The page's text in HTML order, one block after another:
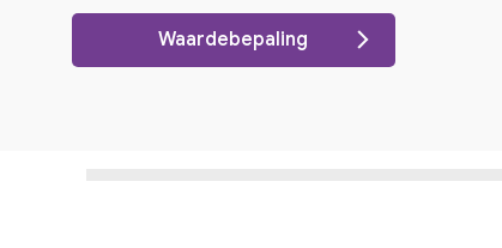
Waardebepaling